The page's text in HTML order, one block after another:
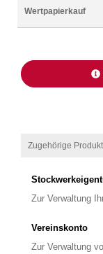
Wertpapierkauf
Zugehörige
Zur Verwaltung
Vereinskonto
Zur Verwaltung